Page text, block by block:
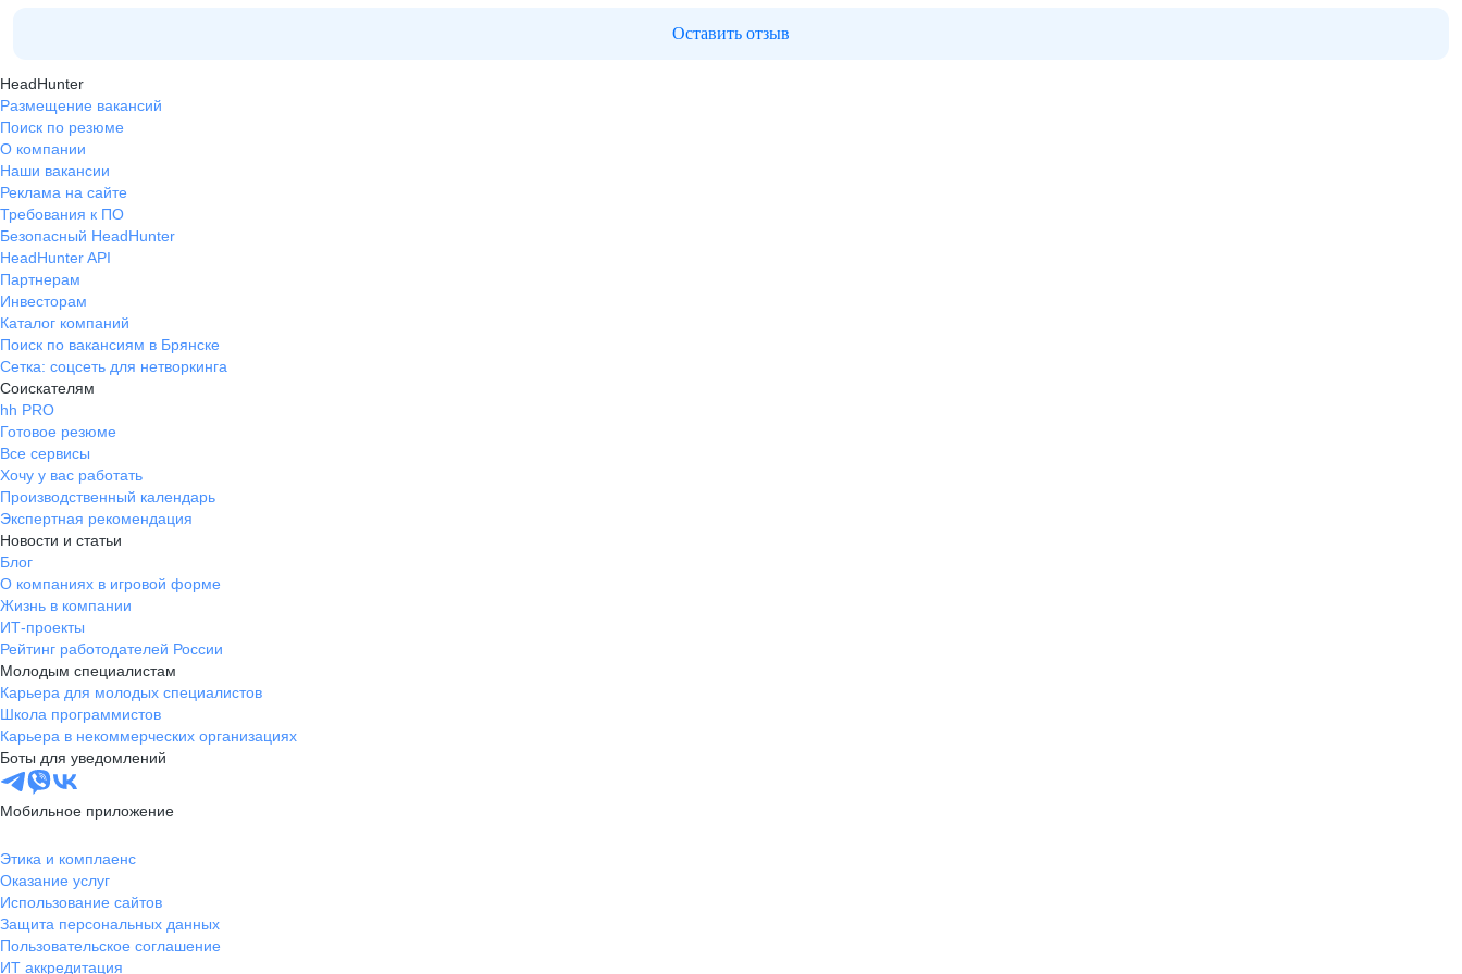
Оставить отзыв
HeadHunter
Размещение вакансий
Поиск по резюме
О компании
Наши вакансии
Реклама на сайте
Требования к ПО
Безопасный HeadHunter
HeadHunter API
Партнерам
Инвесторам
Каталог компаний
Поиск по вакансиям в Брянске
Сетка: соцсеть для нетворкинга
Соискателям
hh PRO
Готовое резюме
Все сервисы
Хочу у вас работать
Производственный календарь
Экспертная рекомендация
Новости и статьи
Блог
О компаниях в игровой форме
Жизнь в компании
ИТ-проекты
Рейтинг работодателей России
Молодым специалистам
Карьера для молодых специалистов
Школа программистов
Карьера в некоммерческих организациях
Боты для уведомлений
Мобильное приложение
Этика и комплаенс
Оказание услуг
Использование сайтов
Защита персональных данных
Пользовательское соглашение
ИТ аккредитация